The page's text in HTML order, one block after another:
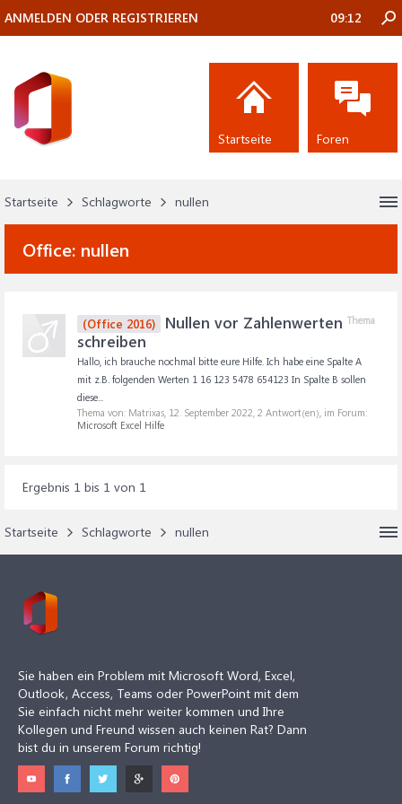
Startseite Schlagworte nullen
Office: nullen
Thema
(Office 2016)
Nullen vor Zahlenwerten
schreiben
Hallo, ich brauche nochmal bitte eure Hilfe. Ich habe eine Spalte A
mit z.B. folgenden Werten 1 16 123 5478 654123 In Spalte B sollen
diese...
Thema von: Matrixas, 12. September 2022, 2 Antwort(en), im Forum:
Microsoft Excel Hilfe
Ergebnis 1 bis 1 von 1
Startseite Schlagworte nullen
ANMELDEN ODER REGISTRIEREN 09:12
Startseite Foren
Sie haben ein Problem mit Microsoft Word, Excel,
Outlook, Access, Teams oder PowerPoint mit dem
Sie einfach nicht mehr weiter kommen und Ihre
Kollegen und Freund wissen auch keinen Rat? Dann
bist du in unserem Forum richtig!